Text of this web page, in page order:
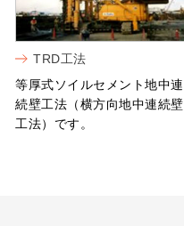
TRD工法
等厚式ソイルセメント地中連
続壁工法（横方向地中連続壁
工法）です。